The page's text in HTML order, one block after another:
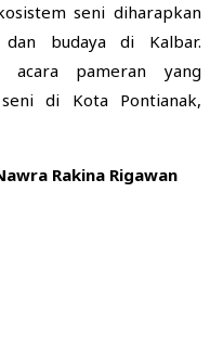
seni diharapkan
budaya di Kalbar.
acara pameran yang
di Kota Pontianak,
Rakina Rigawan